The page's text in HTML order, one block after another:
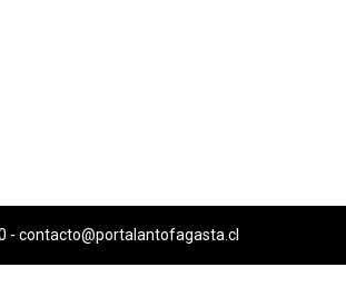
- contacto@portalantofagasta.cl